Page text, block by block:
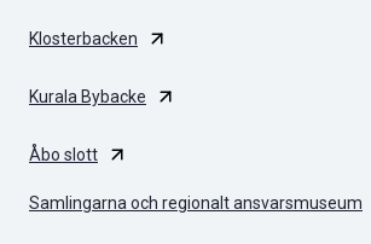
Klosterbacken
Kurala Bybacke
Åbo slott
Samlingarna och regionalt ansvarsmuseum